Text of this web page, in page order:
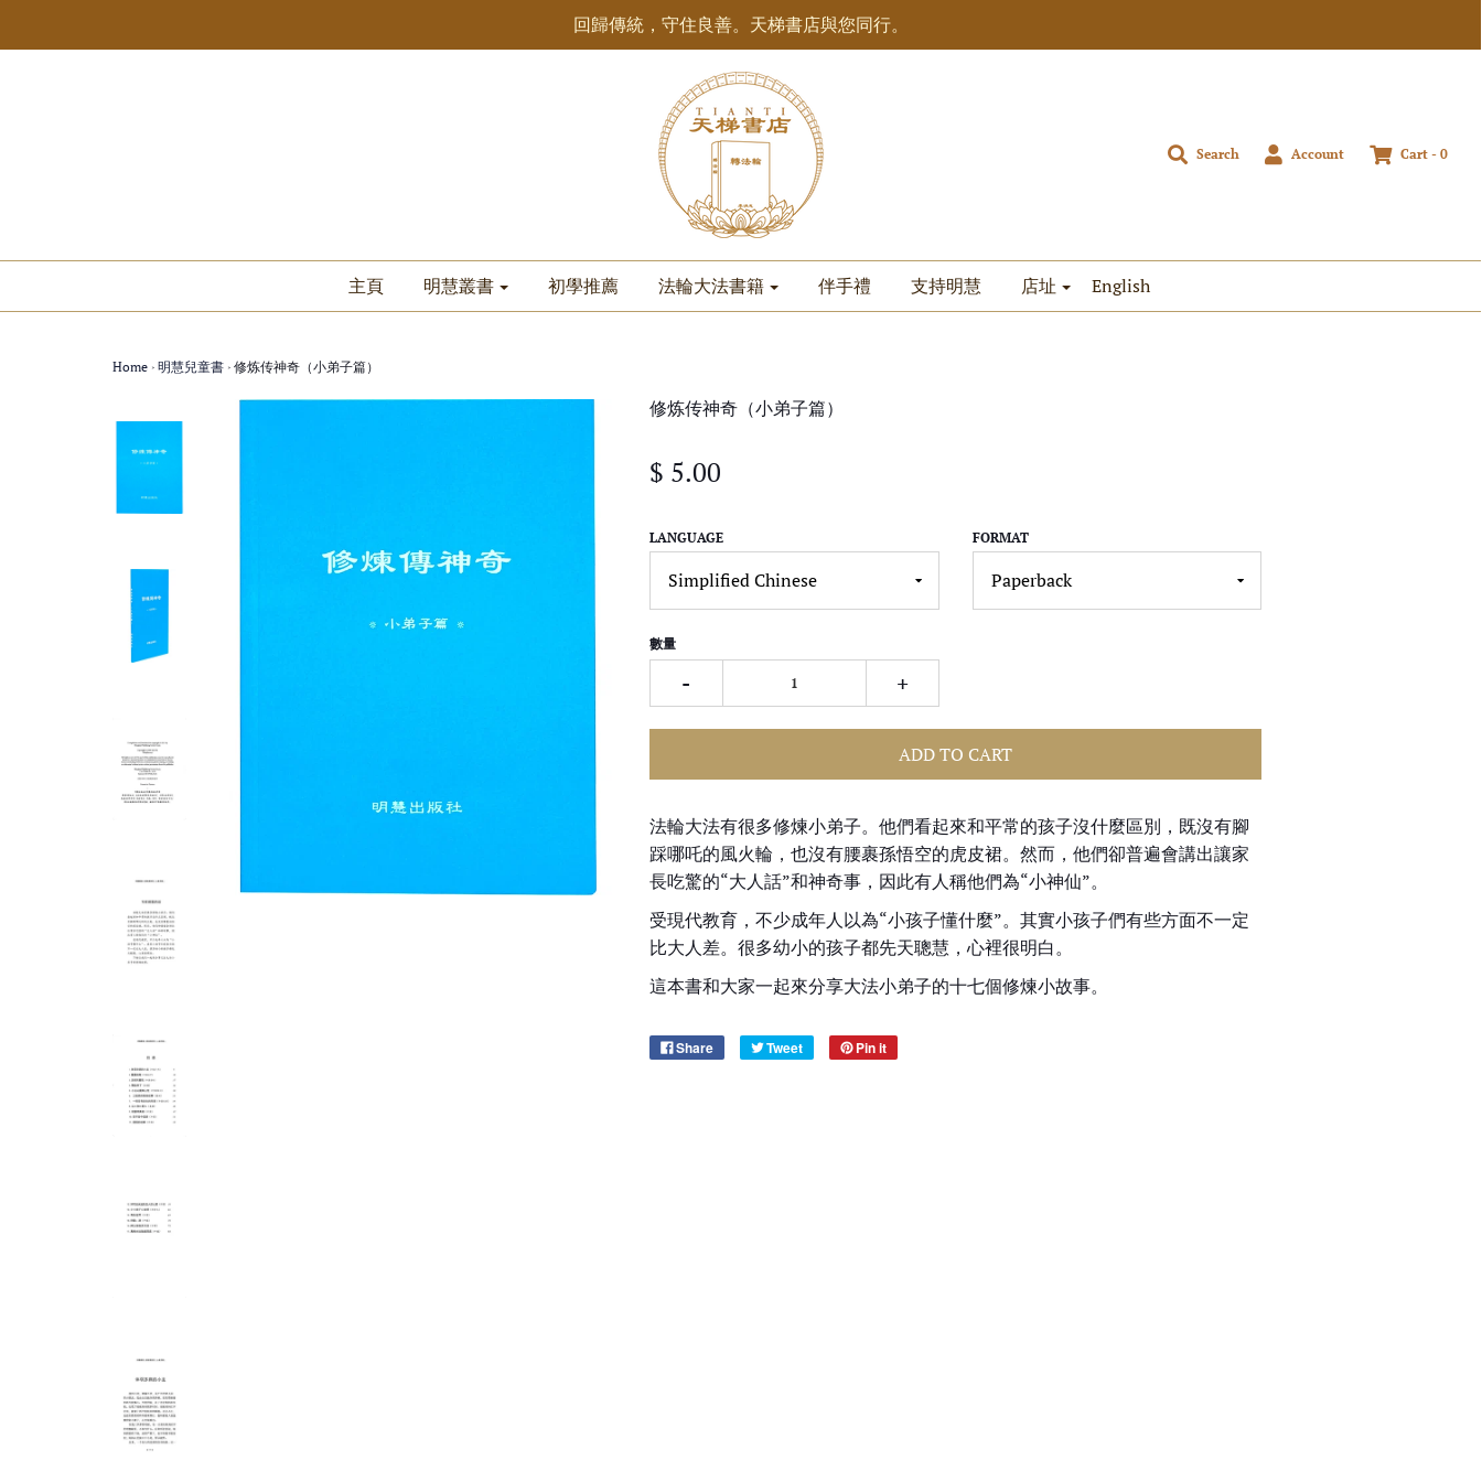
回歸傳統，守住良善。天梯書店與您同行。
Search Account Cart - 0
主頁 明慧叢書 初學推薦 法輪大法書籍 伴手禮 支持明慧 店址 English
Home › 明慧兒童書 › 修炼传神奇（小弟子篇）
修炼传神奇（小弟子篇）
$ 5.00
LANGUAGE FORMAT
數量
- +
ADD TO CART
法輪大法有很多修煉小弟子。他們看起來和平常的孩子沒什麼區別，既沒有腳
踩哪吒的風火輪，也沒有腰裹孫悟空的虎皮裙。然而，他們卻普遍會講出讓家
長吃驚的“大人話”和神奇事，因此有人稱他們為“小神仙”。
受現代教育，不少成年人以為“小孩子懂什麼”。其實小孩子們有些方面不一定
比大人差。很多幼小的孩子都先天聰慧，心裡很明白。
這本書和大家一起來分享大法小弟子的十七個修煉小故事。
Share Tweet Pin it